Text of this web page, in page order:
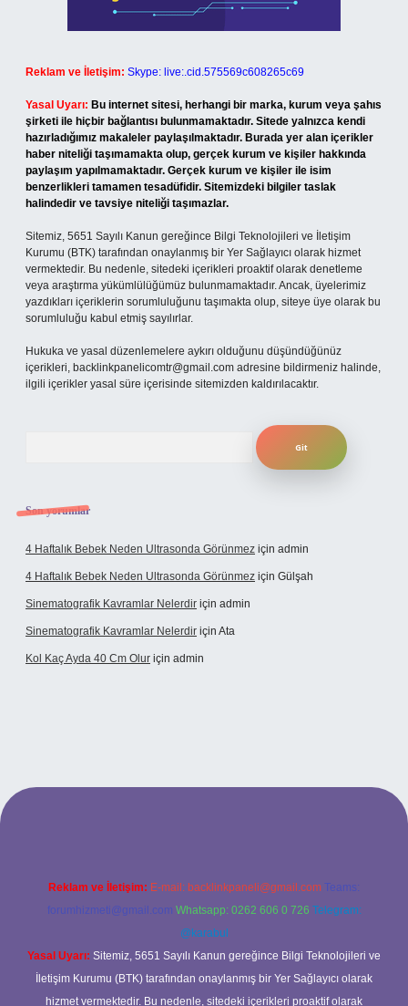
Reklam ve İletişim: Skype: live:.cid.575569c608265c69
Yasal Uyarı: Bu internet sitesi, herhangi bir marka, kurum veya şahıs
şirketi ile hiçbir bağlantısı bulunmamaktadır. Sitede yalnızca kendi
hazırladığımız makaleler paylaşılmaktadır. Burada yer alan içerikler
haber niteliği taşımamakta olup, gerçek kurum ve kişiler hakkında
paylaşım yapılmamaktadır. Gerçek kurum ve kişiler ile isim
benzerlikleri tamamen tesadüfidir. Sitemizdeki bilgiler taslak
halindedir ve tavsiye niteliği taşımazlar.
Sitemiz, 5651 Sayılı Kanun gereğince Bilgi Teknolojileri ve İletişim
Kurumu (BTK) tarafından onaylanmış bir Yer Sağlayıcı olarak hizmet
vermektedir. Bu nedenle, sitedeki içerikleri proaktif olarak denetleme
veya araştırma yükümlülüğümüz bulunmamaktadır. Ancak, üyelerimiz
yazdıkları içeriklerin sorumluluğunu taşımakta olup, siteye üye olarak bu
sorumluluğu kabul etmiş sayılırlar.
Hukuka ve yasal düzenlemelere aykırı olduğunu düşündüğünüz
içerikleri, backlinkpanelicomtr@gmail.com adresine bildirmeniz halinde,
ilgili içerikler yasal süre içerisinde sitemizden kaldırılacaktır.
Son yorumlar
4 Haftalık Bebek Neden Ultrasonda Görünmez için admin
4 Haftalık Bebek Neden Ultrasonda Görünmez için Gülşah
Sinematografik Kavramlar Nelerdir için admin
Sinematografik Kavramlar Nelerdir için Ata
Kol Kaç Ayda 40 Cm Olur için admin
betci.co
Reklam ve İletişim: E-mail: backlinkpaneli@gmail.com Teams:
forumhizmeti@gmail.com Whatsapp: 0262 606 0 726 Telegram:
@karabul
Yasal Uyarı: Sitemiz, 5651 Sayılı Kanun gereğince Bilgi Teknolojileri ve
İletişim Kurumu (BTK) tarafından onaylanmış bir Yer Sağlayıcı olarak
hizmet vermektedir. Bu nedenle, sitedeki içerikleri proaktif olarak